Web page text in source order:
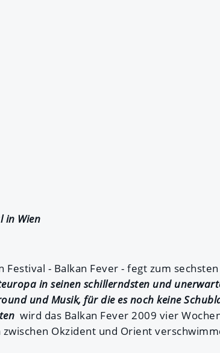
in Wien
Festival - Balkan Fever - fegt zum
in seinen schillerndsten und
und Musik, für die es noch keine
wird das Balkan Fever 2009 vier
Okzident und Orient